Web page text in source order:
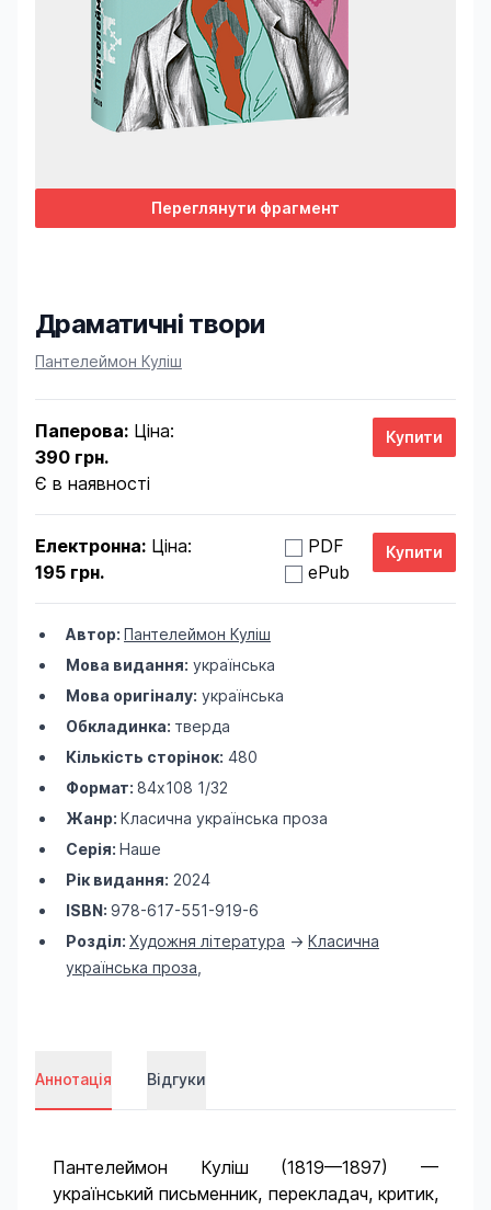
Переглянути фрагмент
Драматичні твори
Product information
Пантелеймон Куліш
Паперова: Ціна:
390 грн.
Є в наявності
Електронна: Ціна:
195 грн.
PDF
ePub
Автор: Пантелеймон Куліш
Мова видання: українська
Мова оригіналу: українська
Обкладинка: тверда
Кількість сторінок: 480
Формат: 84х108 1/32
Жанр: Класична українська проза
Серія: Наше
Рік видання: 2024
ISBN: 978-617-551-919-6
Розділ: Художня література -> Класична
українська проза
Аннотація Відгуки
Пантелеймон Куліш (1819—1897) —
український письменник, перекладач, критик,